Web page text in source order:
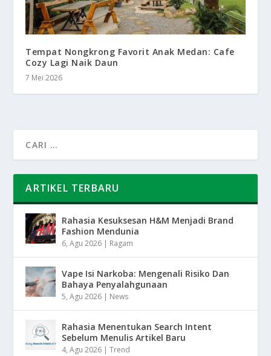
Tempat Nongkrong Favorit Anak Medan: Cafe
Cozy Lagi Naik Daun
7 Mei 2026
ARTIKEL TERBARU
Rahasia Kesuksesan H&M Menjadi Brand
Fashion Mendunia
6, Agu 2026 | Ragam
Vape Isi Narkoba: Mengenali Risiko Dan
Bahaya Penyalahgunaan
5, Agu 2026 | News
Rahasia Menentukan Search Intent
Sebelum Menulis Artikel Baru
4, Agu 2026 |Trend